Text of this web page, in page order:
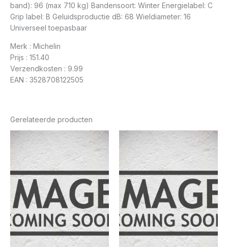
band): 96 (max 710 kg) Bandensoort: Winter Energielabel: C
Grip label: B Geluidsproductie dB: 68 Wieldiameter: 16
Universeel toepasbaar
Merk : Michelin
Prijs : 151.40
Verzendkosten : 9.99
EAN : 3528708122505
Gerelateerde producten